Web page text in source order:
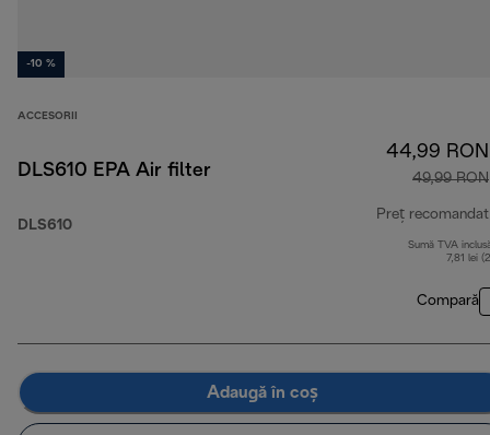
-10 %
ACCESORII
DLS610 EPA Air filter
DLS610
44,99 RON
49,99 RON
Preț recomandat
Sumă TVA
7,81 lei
Compară
Adaugă în coș